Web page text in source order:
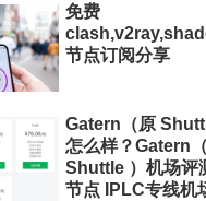
免费
节点订阅分享
Gatern（原
怎么样？Gatern
Shuttle ）机场评
节点 IPLC专线机